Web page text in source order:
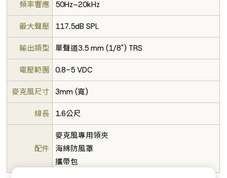
頻率響應 50Hz–20kHz
最大聲壓 117.5dB SPL
輸出類型 單聲道3.5 mm (1/8") TRS
電壓範圍 0.8-5 VDC
麥克風尺寸 3mm (寬)
線長 1.6公尺
配件
麥克風專用領夾
海綿防風罩
攜帶包